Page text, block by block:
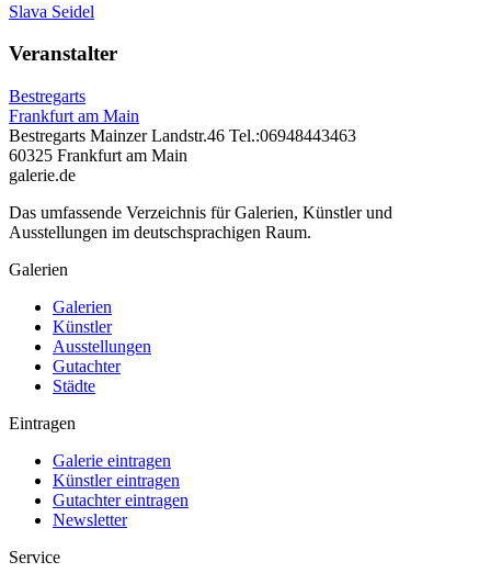
Slava Seidel
Veranstalter
Bestregarts
Frankfurt am Main
Bestregarts Mainzer Landstr.46 Tel.:06948443463
60325 Frankfurt am Main
galerie.de
Das umfassende Verzeichnis für Galerien, Künstler und
Ausstellungen im deutschsprachigen Raum.
Galerien
Galerien
Künstler
Ausstellungen
Gutachter
Städte
Eintragen
Galerie eintragen
Künstler eintragen
Gutachter eintragen
Newsletter
Service